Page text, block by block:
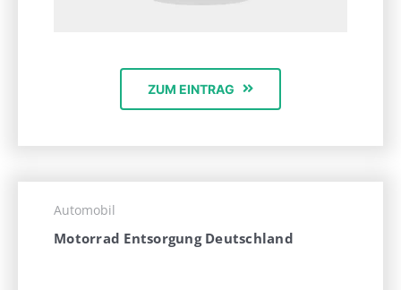
ZUM EINTRAG
Automobil
Motorrad Entsorgung Deutschland